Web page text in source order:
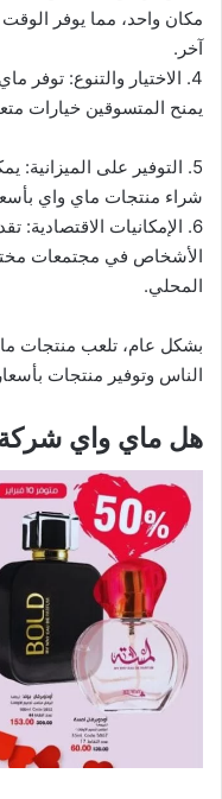
مكان واحد، مما يوفر
آخر.
4. الاختيار والتنوع:
يمنح المتسوقين خيارات
5. التوفير على الميزانية:
شراء منتجات ماي واي
6. الإمكانيات
الأشخاص في مجتمعات
المحلي.
بشكل عام، تلعب منتجات
الناس وتوفير منتجات
هل ماي واي شركة